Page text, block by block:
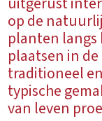
op de
planten langs
plaatsen in
traditioneel
typische
van leven